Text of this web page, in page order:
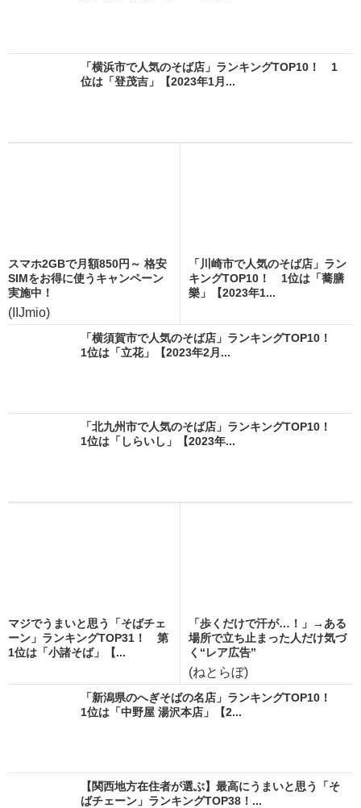
「横浜市で人気のそば店」ランキングTOP10！ 1
位は「登茂吉」【2023年1月...
スマホ2GBで月額850円～ 格安
SIMをお得に使うキャンペーン
実施中！
(IIJmio)
「川崎市で人気のそば店」ラン
キングTOP10！ 1位は「蕎膳
樂」【2023年1...
「横須賀市で人気のそば店」ランキングTOP10！
1位は「立花」【2023年2月...
「北九州市で人気のそば店」ランキングTOP10！
1位は「しらいし」【2023年...
マジでうまいと思う「そばチェ
ーン」ランキングTOP31！ 第
1位は「小諸そば」【...
「歩くだけで汗が…！」→ある
場所で立ち止まった人だけ気づ
く“レア広告”
(ねとらぼ)
「新潟県のへぎそばの名店」ランキングTOP10！
1位は「中野屋 湯沢本店」【2...
【関西地方在住者が選ぶ】最高にうまいと思う「そ
ばチェーン」ランキングTOP38！...